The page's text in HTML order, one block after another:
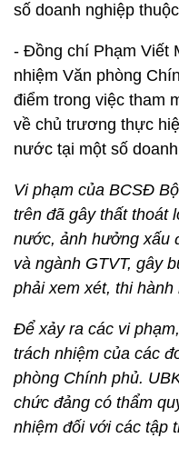
số doanh nghiệp
- Đồng chí Phạm Viết
nhiệm Văn phòng
điểm trong việc tham
về chủ trương thực
nước tại một số
Vi phạm của BCSĐ
trên đã gây thất thoát
nước, ảnh hưởng xấu
và ngành GTVT, gây
phải xem xét, thi hành
Để xảy ra các vi
trách nhiệm của các
phòng Chính phủ.
chức đảng có thẩm
nhiệm đối với các tập